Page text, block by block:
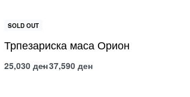
SOLD OUT
Трпезариска маса Орион
25,030ден37,590 ден